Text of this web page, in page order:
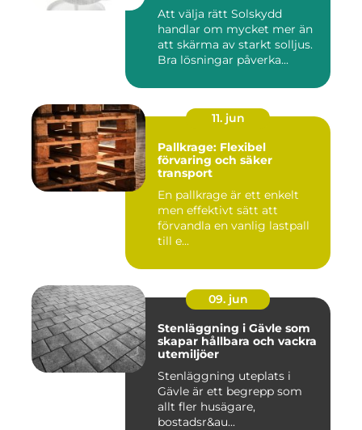
Att välja rätt Solskydd
handlar om mycket mer än
att skärma av starkt solljus.
Bra lösningar påverka...
11. jun
Pallkrage: Flexibel
förvaring och säker
transport
En pallkrage är ett enkelt
men effektivt sätt att
förvandla en vanlig lastpall
till e...
09. jun
Stenläggning i Gävle som
skapar hållbara och vackra
utemiljöer
Stenläggning uteplats i
Gävle är ett begrepp som
allt fler husägare,
bostadsr&au...